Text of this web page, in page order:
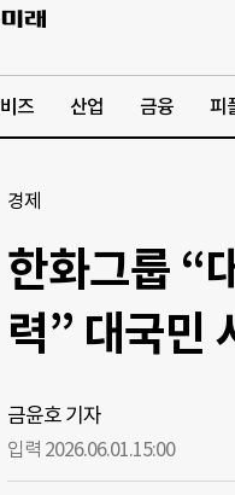
비즈 산업 금융 피
경제
한화그룹 “
력” 대국민
금윤호 기자
입력 2026.06.01.15:00